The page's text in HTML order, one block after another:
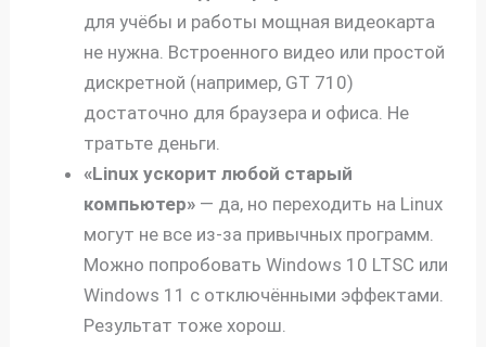
для учёбы и работы мощная видеокарта
не нужна. Встроенного видео или простой
дискретной (например, GT 710)
достаточно для браузера и офиса. Не
тратьте деньги.
«Linux ускорит любой старый
компьютер» — да, но переходить на Linux
могут не все из-за привычных программ.
Можно попробовать Windows 10 LTSC или
Windows 11 с отключёнными эффектами.
Результат тоже хорош.